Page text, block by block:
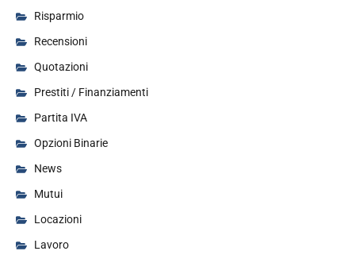
Risparmio
Recensioni
Quotazioni
Prestiti / Finanziamenti
Partita IVA
Opzioni Binarie
News
Mutui
Locazioni
Lavoro